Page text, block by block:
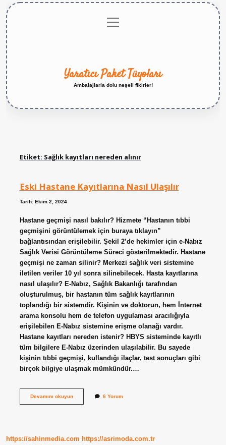
menüyü
aç
Yaratıcı Paket Tüyoları
Ambalajlarla dolu neşeli fikirler!
Etiket: Sağlık kayıtları nereden alınır
Eski Hastane Kayıtlarına Nasıl Ulaşılır
Tarih: Ekim 2, 2024
Hastane geçmişi nasıl bakılır? Hizmete “Hastanın tıbbi
geçmişini görüntülemek için buraya tıklayın”
bağlantısından erişilebilir. Şekil 2’de hekimler için e-Nabız
Sağlık Verisi Görüntüleme Süreci gösterilmektedir. Hastane
geçmişi ne zaman silinir? Merkezi sağlık veri sistemine
iletilen veriler 10 yıl sonra silinebilecek. Hasta kayıtlarına
nasıl ulaşılır? E-Nabız, Sağlık Bakanlığı tarafından
oluşturulmuş, bir hastanın tüm sağlık kayıtlarının
toplandığı bir sistemdir. Kişinin ve doktorun, hem İnternet
arama konsolu hem de telefon uygulaması aracılığıyla
erişilebilen E-Nabız sistemine erişme olanağı vardır.
Hastane kayıtları nereden istenir? HBYS sisteminde kayıtlı
tüm bilgilere E-Nabız üzerinden ulaşılabilir. Bu sayede
kişinin tıbbi geçmişi, kullandığı ilaçlar, test sonuçları gibi
birçok bilgiye ulaşmak mümkündür.…
Devamını okuyunEski
6 Yorum
https://sahinmedia.com https://asrimoda.com.tr